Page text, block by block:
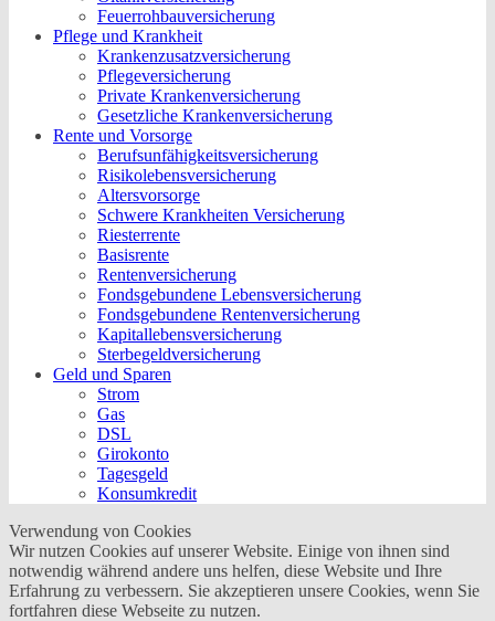
Feuerrohbauversicherung
Pflege und Krankheit
Krankenzusatzversicherung
Pflegeversicherung
Private Krankenversicherung
Gesetzliche Krankenversicherung
Rente und Vorsorge
Berufs­unfähigkeitsversicherung
Risikolebensversicherung
Altersvorsorge
Schwere Krankheiten Versicherung
Riesterrente
Basisrente
Rentenversicherung
Fondsgebundene Lebensversicherung
Fondsgebundene Rentenversicherung
Kapitallebensversicherung
Sterbegeldversicherung
Geld und Sparen
Strom
Gas
DSL
Girokonto
Tagesgeld
Konsumkredit
Verwendung von Cookies
Wir nutzen Cookies auf unserer Website. Einige von ihnen sind
notwendig während andere uns helfen, diese Website und Ihre
Erfahrung zu verbessern. Sie akzeptieren unsere Cookies, wenn Sie
fortfahren diese Webseite zu nutzen.